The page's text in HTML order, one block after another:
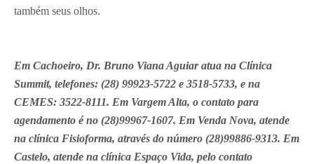
também seus olhos.
Em Cachoeiro, Dr. Bruno Viana Aguiar atua na Clínica
Summit, telefones: (28) 99923-5722 e 3518-5733, e na
CEMES: 3522-8111. Em Vargem Alta, o contato para
agendamento é no (28)99967-1607. Em Venda Nova, atende
na clínica Fisioforma, através do número (28)99886-9313. Em
Castelo, atende na clínica Espaço Vida, pelo contato